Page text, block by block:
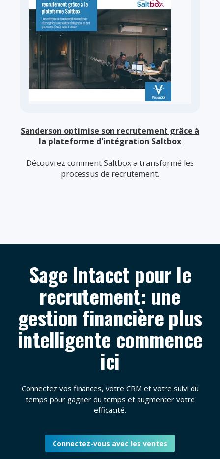
Sanderson optimise son recrutement grâce à
la plateforme d'intégration Saltbox
Découvrez comment Saltbox a transformé les
processus de recrutement.
Sage Intacct pour le
recrutement: une
gestion financière plus
intelligente commence
ici
Connectez vos finances, votre CRM et votre suivi du
temps pour gagner du temps et augmenter votre
efficacité.
Connectez-vous avec les ventes